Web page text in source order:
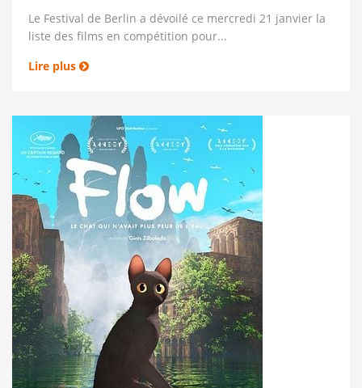
Le Festival de Berlin a dévoilé ce mercredi 21 janvier la
liste des films en compétition pour...
Lire plus